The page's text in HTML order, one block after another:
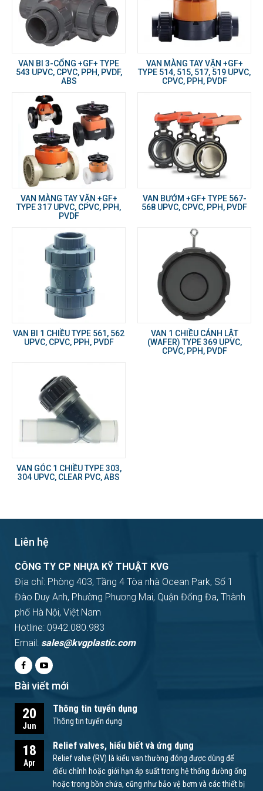
VAN BI 3-CỔNG +GF+ TYPE
543 UPVC, CPVC, PPH, PVDF,
ABS
VAN MÀNG TAY VẶN +GF+
TYPE 514, 515, 517, 519 UPVC,
CPVC, PPH, PVDF
VAN MÀNG TAY VẶN +GF+
TYPE 317 UPVC, CPVC, PPH,
PVDF
VAN BƯỚM +GF+ TYPE 567-
568 UPVC, CPVC, PPH, PVDF
VAN BI 1 CHIỀU TYPE 561, 562
UPVC, CPVC, PPH, PVDF
VAN 1 CHIỀU CÁNH LẬT
(WAFER) TYPE 369 UPVC,
CPVC, PPH, PVDF
VAN GÓC 1 CHIỀU TYPE 303,
304 UPVC, CLEAR PVC, ABS
Liên hệ
CÔNG TY CP NHỰA KỸ THUẬT KVG
Địa chỉ: Phòng 403, Tầng 4 Tòa nhà Ocean Park, Số 1
Đào Duy Anh, Phường Phương Mai, Quận Đống Đa, Thành
phố Hà Nội, Việt Nam
Hotline: 0942.080.983
Email: sales@kvgplastic.com
Bài viết mới
20
Jun
Thông tin tuyển dụng
Thông tin tuyển dụng
18
Apr
Relief valves, hiểu biết và ứng dụng
Relief valve (RV) là kiểu van thường đóng được dùng để
điểu chỉnh hoặc giới hạn áp suất trong hệ thống đường ống
hoặc trong bồn chứa, cũng như bảo vệ bơm và các thiết bị